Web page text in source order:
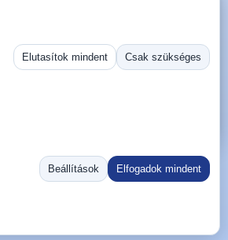
készlet Szemcsézet 40 (H x
3 db
Ugrás:
Rendezés:
Elutasítok mindent Csak szükséges
Beállítások Elfogadok mindent